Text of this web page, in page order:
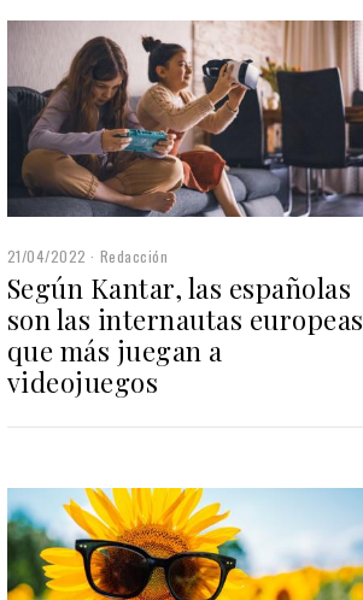
21/04/2022 Redacción
Según Kantar, las españolas
son las internautas europeas
que más juegan a
videojuegos